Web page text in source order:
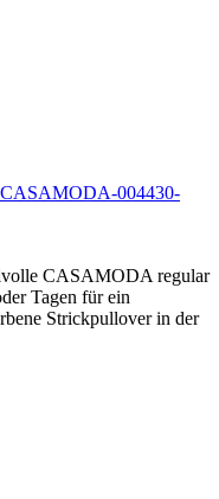
CASAMODA-004430-
CASAMODA regular
Tagen für ein
Strickpullover in der